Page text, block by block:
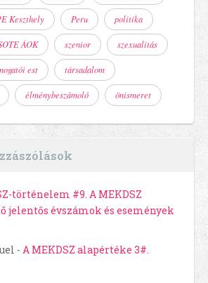
Keszthely Peru politika
ÁOK szenior szexualitás
est társadalom
élménybeszámoló önismeret
történelem #9. A MEKDSZ
jelentős évszámok és események
- A MEKDSZ alapértéke 3#.